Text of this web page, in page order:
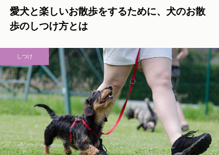
愛犬と楽しいお散歩をするために、犬のお散
歩のしつけ方とは
しつけ